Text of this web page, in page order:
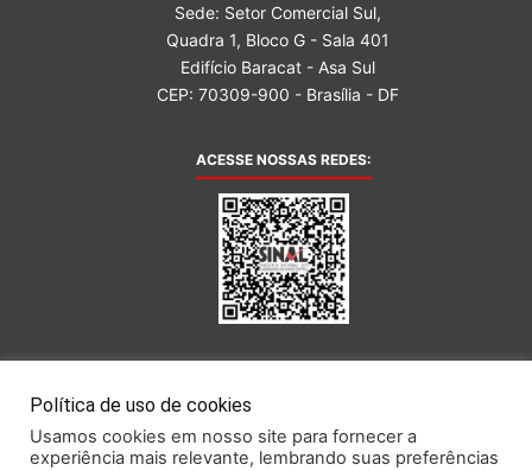
Sede: Setor Comercial Sul,
Quadra 1, Bloco G - Sala 401
Edifício Baracat - Asa Sul
CEP: 70309-900 - Brasília - DF
ACESSE NOSSAS REDES:
Política de uso de cookies
Usamos cookies em nosso site para fornecer a
experiência mais relevante, lembrando suas preferências